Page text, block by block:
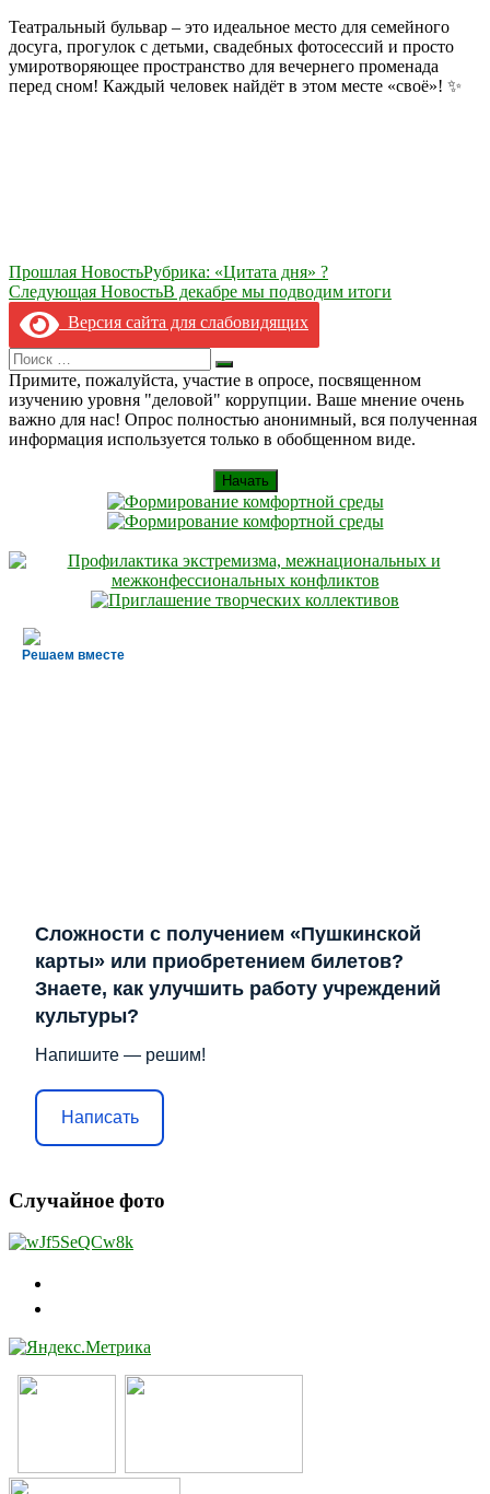
Театральный бульвар – это идеальное место для семейного
досуга, прогулок с детьми, свадебных фотосессий и просто
умиротворяющее пространство для вечернего променада
перед сном! Каждый человек найдёт в этом месте «своё»! ✨
Навигация
по
записям
Прошлая НовостьРубрика: «Цитата дня» ?
Следующая НовостьВ декабре мы подводим итоги
Версия сайта для слабовидящих
Search
for:
Искать
Примите, пожалуйста, участие в опросе, посвященном
изучению уровня "деловой" коррупции. Ваше мнение очень
важно для нас! Опрос полностью анонимный, вся полученная
информация используется только в обобщенном виде.
Начать
Решаем вместе
Сложности с получением «Пушкинской
карты» или приобретением билетов?
Знаете, как улучшить работу учреждений
культуры?
Напишите — решим!
Написать
Случайное фото